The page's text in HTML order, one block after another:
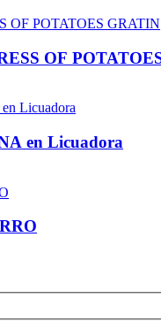
OF
en Licuadora